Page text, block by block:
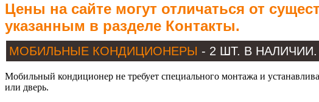
Цены на сайте могут отличаться от
указанным в разделе Контакты.
МОБИЛЬНЫЕ КОНДИЦИОНЕРЫ - 2 ШТ. В НАЛИЧИИ.
Мобильный кондиционер не требует специального монтажа и
или дверь.